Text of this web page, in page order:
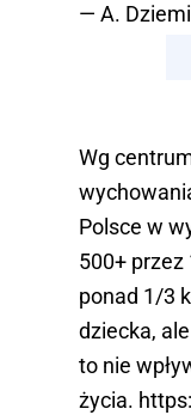
— A.
June 6,
Wg
Polsce w
500+ przez
ponad 1/3
dziecka,
to nie
życia.